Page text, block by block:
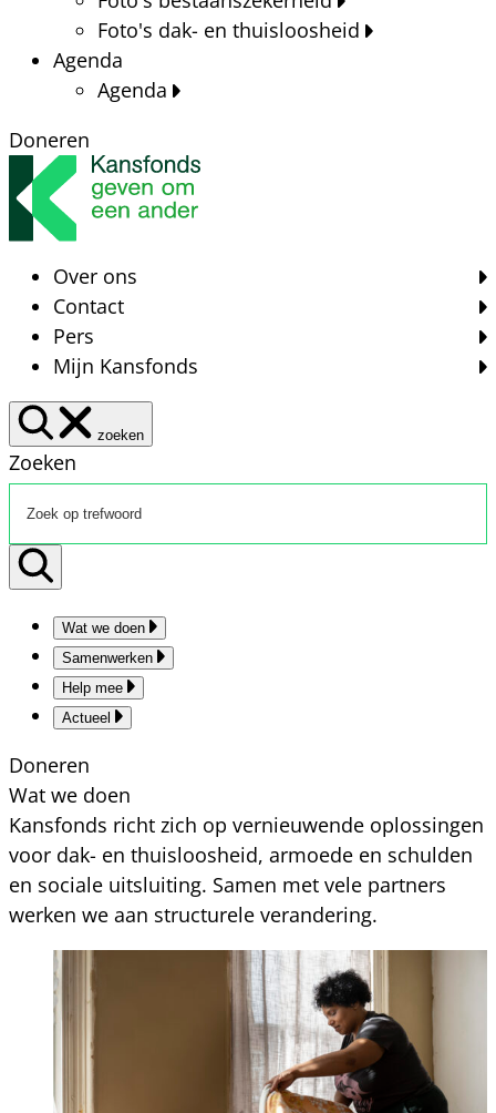
Foto's dak- en thuisloosheid
Agenda
Agenda
Doneren
Over ons
Contact
Pers
Mijn Kansfonds
zoeken
Zoeken
Wat we doen
Samenwerken
Help mee
Actueel
Doneren
Wat we doen
Kansfonds richt zich op vernieuwende oplossingen
voor dak- en thuisloosheid, armoede en schulden
en sociale uitsluiting. Samen met vele partners
werken we aan structurele verandering.